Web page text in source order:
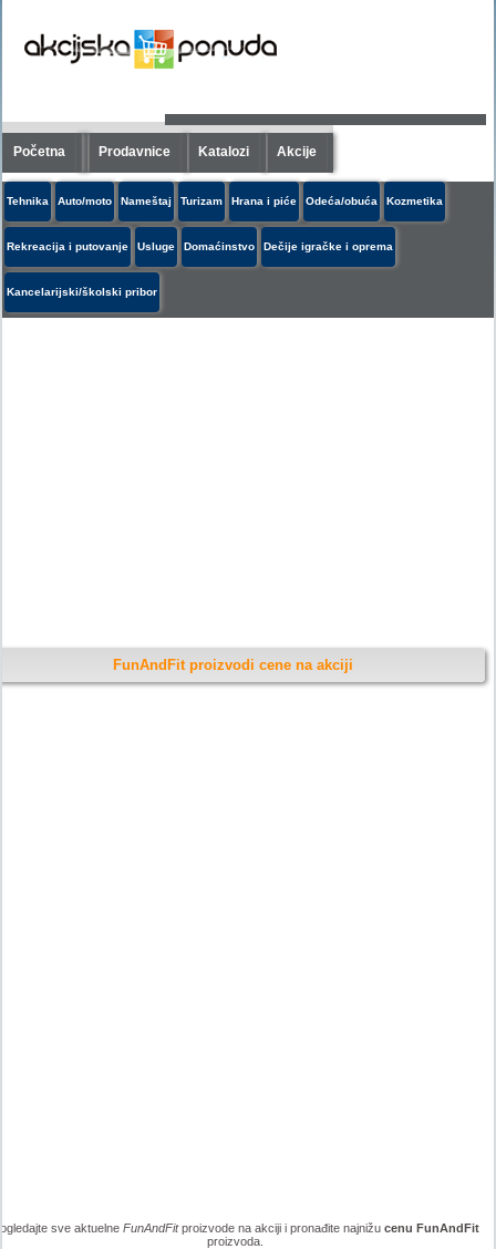
Početna Prodavnice Katalozi Akcije
Tehnika Auto/moto Nameštaj Turizam Hrana i piće Odeća/obuća Kozmetika
Rekreacija i putovanje Usluge Domaćinstvo Dečije igračke i oprema
Kancelarijski/školski pribor
FunAndFit proizvodi cene na akciji
sve aktuelne FunAndFitproizvode na akciji i pronađite najnižu cenu FunAndFit
proizvoda.